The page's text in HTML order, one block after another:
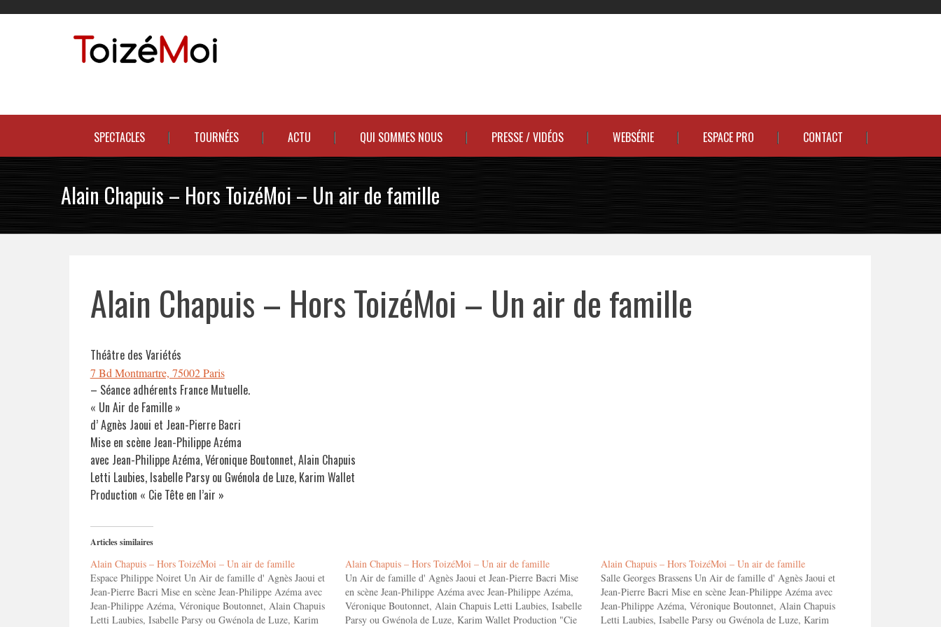
SPECTACLES TOURNÉES ACTU QUI SOMMES NOUS PRESSE / VIDÉOS WEBSÉRIE ESPACE PRO CONTACT
Alain Chapuis – Hors ToizéMoi – Un air de famille
Alain Chapuis – Hors ToizéMoi – Un air de famille
Théâtre des Variétés
7 Bd Montmartre, 75002 Paris
– Séance adhérents France Mutuelle.
« Un Air de Famille »
d’ Agnès Jaoui et Jean-Pierre Bacri
Mise en scène Jean-Philippe Azéma
avec Jean-Philippe Azéma, Véronique Boutonnet, Alain Chapuis
Letti Laubies, Isabelle Parsy ou Gwénola de Luze, Karim Wallet
Production « Cie Tête en l’air »
Articles similaires
Alain Chapuis – Hors ToizéMoi – Un air de famille
Espace Philippe Noiret Un Air de famille d' Agnès Jaoui et
Jean-Pierre Bacri Mise en scène Jean-Philippe Azéma avec
Jean-Philippe Azéma, Véronique Boutonnet, Alain Chapuis
Letti Laubies, Isabelle Parsy ou Gwénola de Luze, Karim
Alain Chapuis – Hors ToizéMoi – Un air de famille
Un Air de famille d' Agnès Jaoui et Jean-Pierre Bacri Mise
en scène Jean-Philippe Azéma avec Jean-Philippe Azéma,
Véronique Boutonnet, Alain Chapuis Letti Laubies, Isabelle
Parsy ou Gwénola de Luze, Karim Wallet Production "Cie
Alain Chapuis – Hors ToizéMoi – Un air de famille
Salle Georges Brassens Un Air de famille d' Agnès Jaoui et
Jean-Pierre Bacri Mise en scène Jean-Philippe Azéma avec
Jean-Philippe Azéma, Véronique Boutonnet, Alain Chapuis
Letti Laubies, Isabelle Parsy ou Gwénola de Luze, Karim